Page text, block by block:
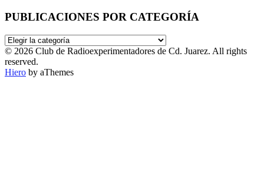
PUBLICACIONES POR CATEGORÍA
PUBLICACIONES
POR
CATEGORÍA
© 2026 Club de Radioexperimentadores de Cd. Juarez. All rights
reserved.
Hiero by aThemes